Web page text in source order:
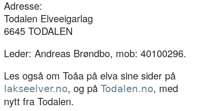
Adresse:
Todalen Elveeigarlag
6645 TODALEN
Leder: Andreas Brøndbo, mob: 40100296.
Les også om Toåa på elva sine sider på
lakseelver.no, og på Todalen.no, med
nytt fra Todalen.